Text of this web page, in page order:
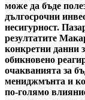
може да бъде
дългосрочни
несигурност.
резултатите
конкретни данни
обикновено
очакванията за
мениджмънта и
по-голямо